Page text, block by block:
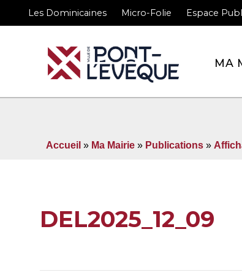
Les Dominicaines Micro-Folie Espace
MA
Accueil » Ma Mairie » Publications »
DEL2025_12_09